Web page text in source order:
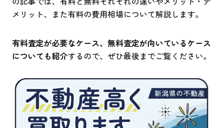
メリット、また有料の費用相場について解説します。
有料査定が必要なケース、無料査定が向いているケース
についても紹介するので、ぜひ最後までご覧ください。